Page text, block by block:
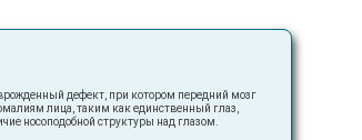
дефект, при котором передний мозг
лица, таким как единственный глаз,
носоподобной структуры над глазом.